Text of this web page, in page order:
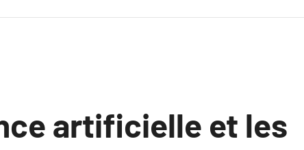
artificielle et les